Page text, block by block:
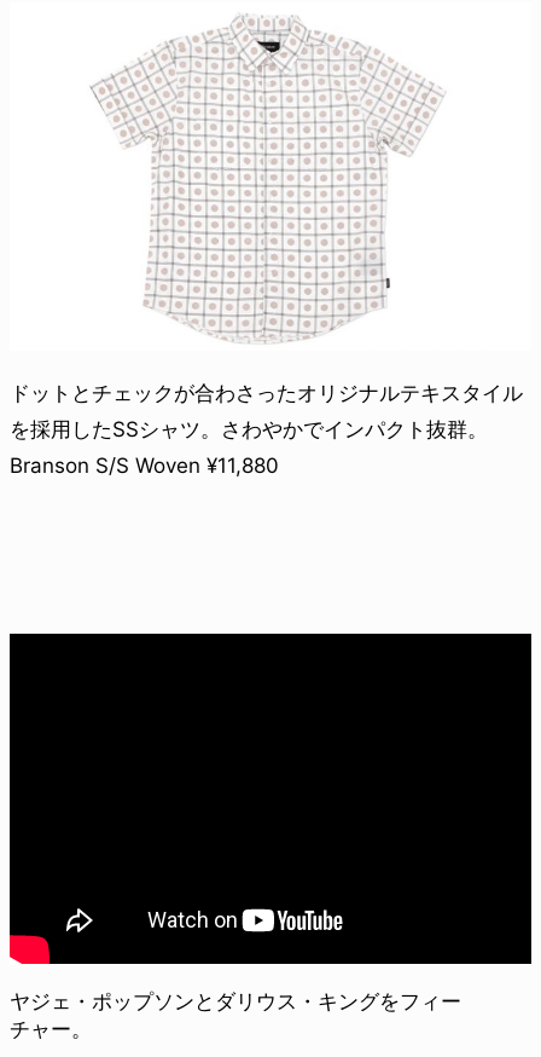
ドットとチェックが合わさったオリジナルテキスタイル
を採用したSSシャツ。さわやかでインパクト抜群。
Branson S/S Woven ¥11,880
ヤジェ・ポップソンとダリウス・キングをフィー
チャー。